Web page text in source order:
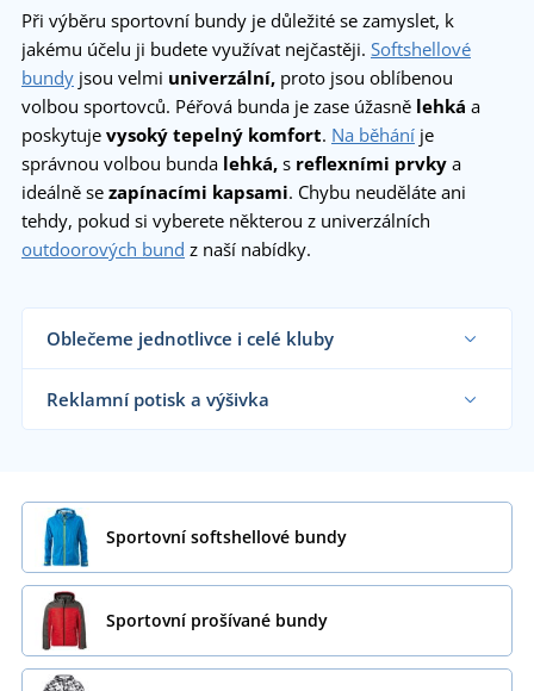
Při výběru sportovní bundy je důležité se zamyslet, k
jakému účelu ji budete využívat nejčastěji. Softshellové
bundy jsou velmi univerzální, proto jsou oblíbenou
volbou sportovců. Péřová bunda je zase úžasně lehká a
poskytuje vysoký tepelný komfort. Na běhání je
správnou volbou bunda lehká, s reflexními prvky a
ideálně se zapínacími kapsami. Chybu neuděláte ani
tehdy, pokud si vyberete některou z univerzálních
outdoorových bund z naší nabídky.
Oblečeme jednotlivce i celé kluby
Dodáváme sportovní bundy sportovním týmům,
klubům a organizacím i koncovým zákazníkům již
od 1 kusu.
Chci vědět více
Reklamní potisk a výšivka
Sportovní softshellové bundy
Sportovní prošívané bundy